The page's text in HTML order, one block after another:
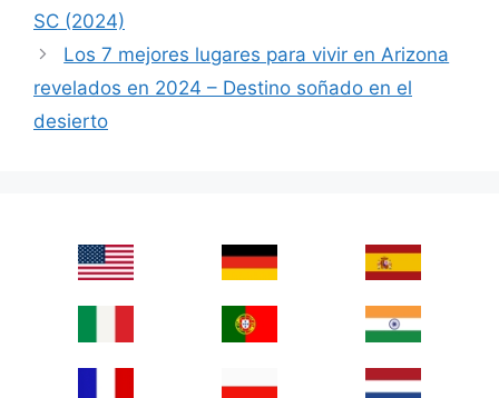
SC (2024)
Los 7 mejores lugares para vivir en Arizona
revelados en 2024 – Destino soñado en el
desierto